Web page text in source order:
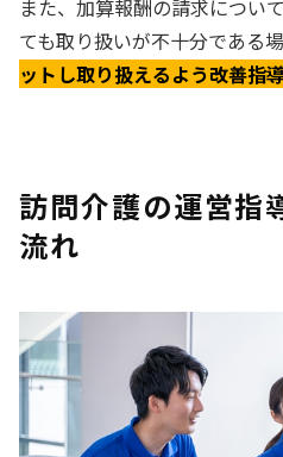
また、加算報酬の請求につい
ても取り扱いが不十分である場
ットし取り扱えるよう改善指
訪問介護の運営指
流れ